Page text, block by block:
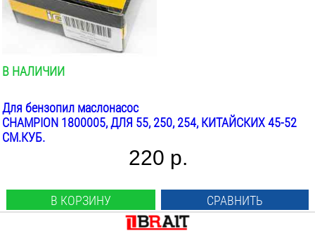
В НАЛИЧИИ
Для бензопил маслонасос
CHAMPION 1800005, ДЛЯ 55, 250, 254, КИТАЙСКИХ 45-52
СМ.КУБ.
220 р.
В КОРЗИНУ СРАВНИТЬ